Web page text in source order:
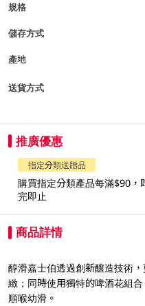
規格
儲存方式
產地
送貨方式
推廣優惠
指定分類送贈品
購買指定分類產品每滿$90，
完即止
商品詳情
醇滑嘉士伯透過創新釀造技術
緻；同時使用獨特的啤酒花組
順喉幼滑。